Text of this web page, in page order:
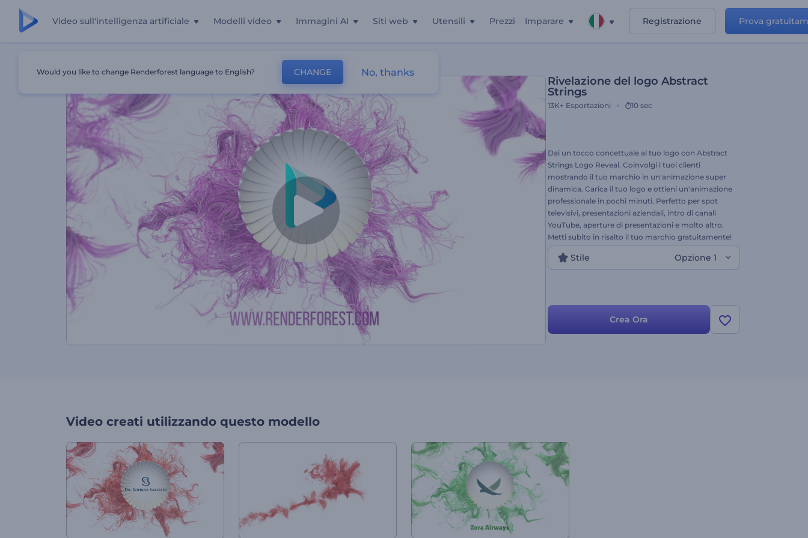
Video sull'intelligenza artificiale Modelli video Immagini AI Siti web Utensili Prezzi Imparare Registrazione Prova
Rivelazione del logo Abstract
Strings
13K+ Esportazioni 10 sec
Dai un tocco concettuale al tuo logo con Abstract
Strings Logo Reveal. Coinvolgi i tuoi clienti
mostrando il tuo marchio in un'animazione super
dinamica. Carica il tuo logo e ottieni un'animazione
professionale in pochi minuti. Perfetto per spot
televisivi, presentazioni aziendali, intro di canali
YouTube, aperture di presentazioni e molto altro.
Metti subito in risalto il tuo marchio gratuitamente!
Stile Opzione 1
Crea Ora
Video creati utilizzando questo modello
Would you like to change Renderforest language to English? CHANGE No, thanks